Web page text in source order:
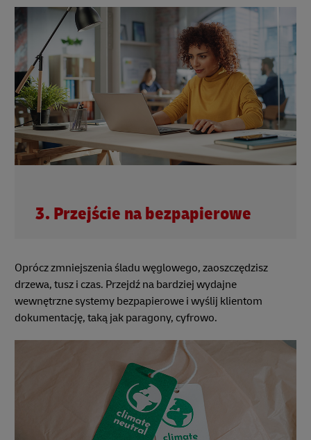
3. Przejście na bezpapierowe
Oprócz zmniejszenia śladu węglowego, zaoszczędzisz
drzewa, tusz i czas. Przejdź na bardziej wydajne
wewnętrzne systemy bezpapierowe i wyślij klientom
dokumentację, taką jak paragony, cyfrowo.